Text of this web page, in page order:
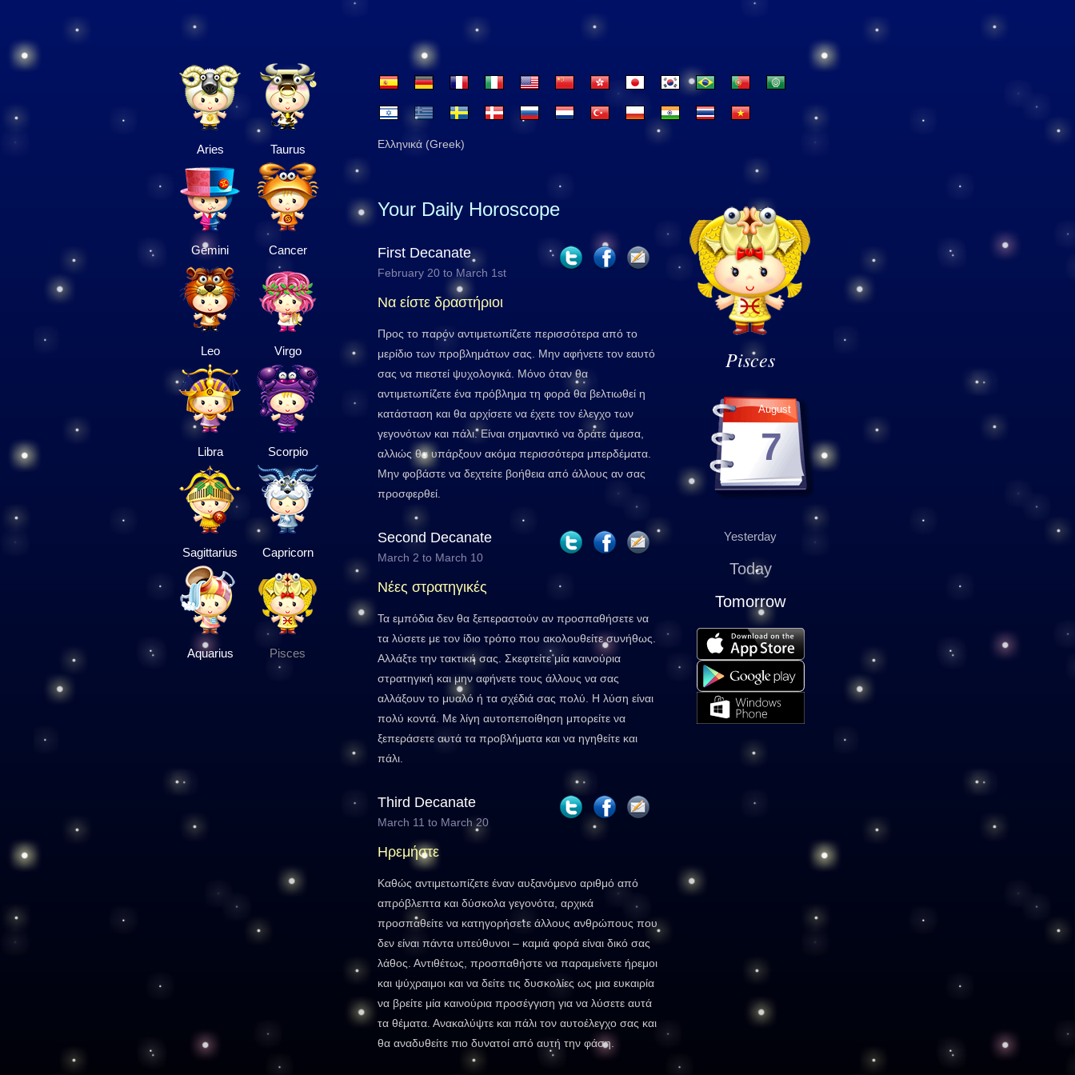
Aries Taurus
Gemini Cancer
Leo Virgo
Libra Scorpio
Sagittarius Capricorn
Aquarius Pisces
Ελληνικά (Greek)
Pisces
August
7
Yesterday
Today
Tomorrow
Your Daily Horoscope
First Decanate
February 20 to March 1st
Να είστε δραστήριοι
Προς το παρόν αντιμετωπίζετε περισσότερα από το
μερίδιο των προβλημάτων σας. Μην αφήνετε τον εαυτό
σας να πιεστεί ψυχολογικά. Μόνο όταν θα
αντιμετωπίζετε ένα πρόβλημα τη φορά θα βελτιωθεί η
κατάσταση και θα αρχίσετε να έχετε τον έλεγχο των
γεγονότων και πάλι. Είναι σημαντικό να δράτε άμεσα,
αλλιώς θα υπάρξουν ακόμα περισσότερα μπερδέματα.
Μην φοβάστε να δεχτείτε βοήθεια από άλλους αν σας
προσφερθεί.
Second Decanate
March 2 to March 10
Νέες στρατηγικές
Τα εμπόδια δεν θα ξεπεραστούν αν προσπαθήσετε να
τα λύσετε με τον ίδιο τρόπο που ακολουθείτε συνήθως.
Αλλάξτε την τακτική σας. Σκεφτείτε μία καινούρια
στρατηγική και μην αφήνετε τους άλλους να σας
αλλάξουν το μυαλό ή τα σχέδιά σας πολύ. Η λύση είναι
πολύ κοντά. Με λίγη αυτοπεποίθηση μπορείτε να
ξεπεράσετε αυτά τα προβλήματα και να ηγηθείτε και
πάλι.
Third Decanate
March 11 to March 20
Ηρεμήστε
Καθώς αντιμετωπίζετε έναν αυξανόμενο αριθμό από
απρόβλεπτα και δύσκολα γεγονότα, αρχικά
προσπαθείτε να κατηγορήσετε άλλους ανθρώπους που
δεν είναι πάντα υπεύθυνοι – καμιά φορά είναι δικό σας
λάθος. Αντιθέτως, προσπαθήστε να παραμείνετε ήρεμοι
και ψύχραιμοι και να δείτε τις δυσκολίες ως μια ευκαιρία
να βρείτε μία καινούρια προσέγγιση για να λύσετε αυτά
τα θέματα. Ανακαλύψτε και πάλι τον αυτοέλεγχο σας και
θα αναδυθείτε πιο δυνατοί από αυτή την φάση.